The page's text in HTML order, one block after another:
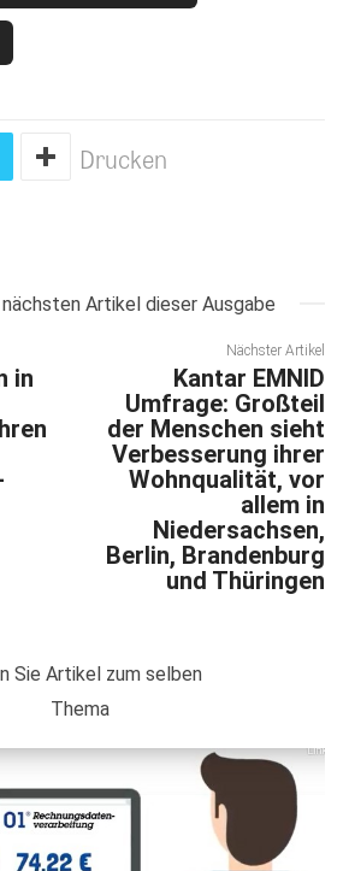
Drucken
Artikel dieser Ausgabe
in
Nächster Artikel
Kantar EMNID
Umfrage: Großteil
der Menschen sieht
Verbesserung ihrer
Wohnqualität, vor
allem in
Niedersachsen,
Berlin, Brandenburg
und Thüringen
Sie Artikel zum selben
Thema